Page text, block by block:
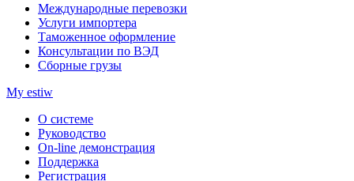
Международные перевозки
Услуги импортера
Таможенное оформление
Консультации по ВЭД
Сборные грузы
My estiw
О системе
Руководство
On-line демонстрация
Поддержка
Регистрация